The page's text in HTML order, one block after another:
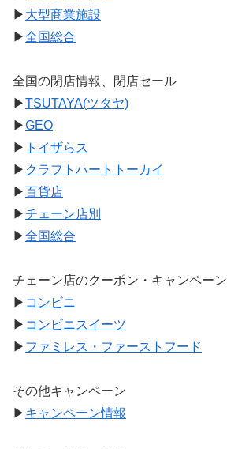
▶ 大型商業施設
▶全国総合
全国の閉店情報、閉店セール
▶TSUTAYA(ツタヤ)
▶GEO
▶ トイザらス
▶ クラフトハートトーカイ
▶百貨店
▶チェーン店別
▶全国総合
チェーン店のクーポン・キャンペーン
▶ コンビニ
▶ コンビニスイーツ
▶ ファミレス・ファーストフード
その他キャンペーン
▶ キャンペーン情報